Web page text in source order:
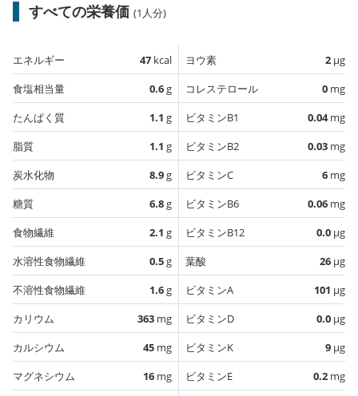
すべての栄養価 (1人分)
エネルギー 47 kcal
食塩相当量
0.6g
たんぱく質
1.1 g
脂質
1.1 g
炭水化物
8.9g
糖質
6.8g
食物繊維
2.1 g
水溶性食物繊維
0.5g
不溶性食物繊維
1.6g
カリウム
363 mg
カルシウム
45 mg
マグネシウム
16 mg
ヨウ素 2 µg
コレステロール
0 mg
ビタミンB1
0.04mg
ビタミンB2
0.03 mg
ビタミンC
6 mg
ビタミンB6
0.06 mg
ビタミンB12
0.0 µg
葉酸
26 µg
ビタミンA
101 µg
ビタミンD
0.0 µg
ビタミンK
9 µg
ビタミンE
0.2 mg